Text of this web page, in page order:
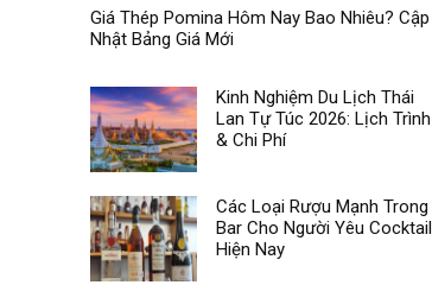
Giá Thép Pomina Hôm Nay Bao Nhiêu? Cập
Nhật Bảng Giá Mới
Kinh Nghiệm Du Lịch Thái
Lan Tự Túc 2026: Lịch Trình
& Chi Phí
Các Loại Rượu Mạnh Trong
Bar Cho Người Yêu Cocktail
Hiện Nay